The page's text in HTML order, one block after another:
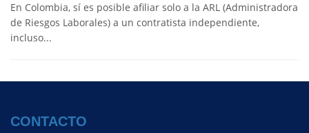
En Colombia, sí es posible afiliar solo a la ARL (Administradora
de Riesgos Laborales) a un contratista independiente,
incluso...
CONTACTO